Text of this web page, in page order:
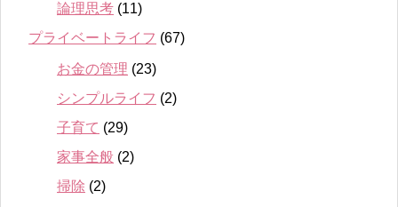
論理思考 (11)
プライベートライフ (67)
お金の管理 (23)
シンプルライフ (2)
子育て (29)
家事全般 (2)
掃除 (2)